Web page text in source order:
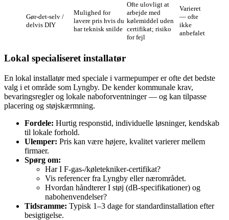
Gør‑det‑selv /
delvis DIY
Mulighed for
lavere pris hvis du
har teknisk snilde
Ofte ulovligt at
arbejde med
kølemiddel uden
certifikat; risiko
for fejl
Varieret
— ofte
ikke
anbefalet
Lokal specialiseret installatør
En lokal installatør med speciale i varmepumper er ofte det bedste
valg i et område som Lyngby. De kender kommunale krav,
bevaringsregler og lokale naboforventninger — og kan tilpasse
placering og støjskærmning.
Fordele: Hurtig responstid, individuelle løsninger, kendskab
til lokale forhold.
Ulemper: Pris kan være højere, kvalitet varierer mellem
firmaer.
Spørg om:
Har I F‑gas‑/køletekniker‑certifikat?
Vis referencer fra Lyngby eller nærområdet.
Hvordan håndterer I støj (dB‑specifikationer) og
nabohenvendelser?
Tidsramme: Typisk 1–3 dage for standardinstallation efter
besigtigelse.